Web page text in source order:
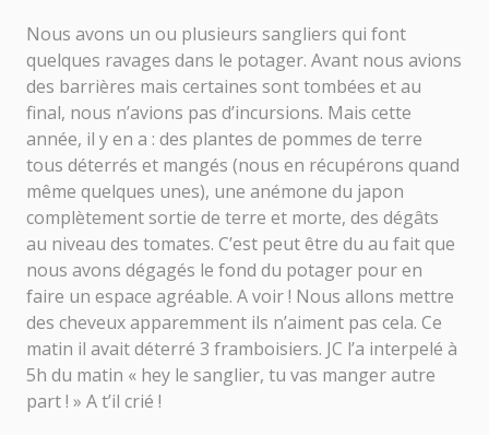
Nous avons un ou plusieurs sangliers qui font
quelques ravages dans le potager. Avant nous avions
des barrières mais certaines sont tombées et au
final, nous n’avions pas d’incursions. Mais cette
année, il y en a : des plantes de pommes de terre
tous déterrés et mangés (nous en récupérons quand
même quelques unes), une anémone du japon
complètement sortie de terre et morte, des dégâts
au niveau des tomates. C’est peut être du au fait que
nous avons dégagés le fond du potager pour en
faire un espace agréable. A voir ! Nous allons mettre
des cheveux apparemment ils n’aiment pas cela. Ce
matin il avait déterré 3 framboisiers. JC l’a interpelé à
5h du matin « hey le sanglier, tu vas manger autre
part ! » A t’il crié !